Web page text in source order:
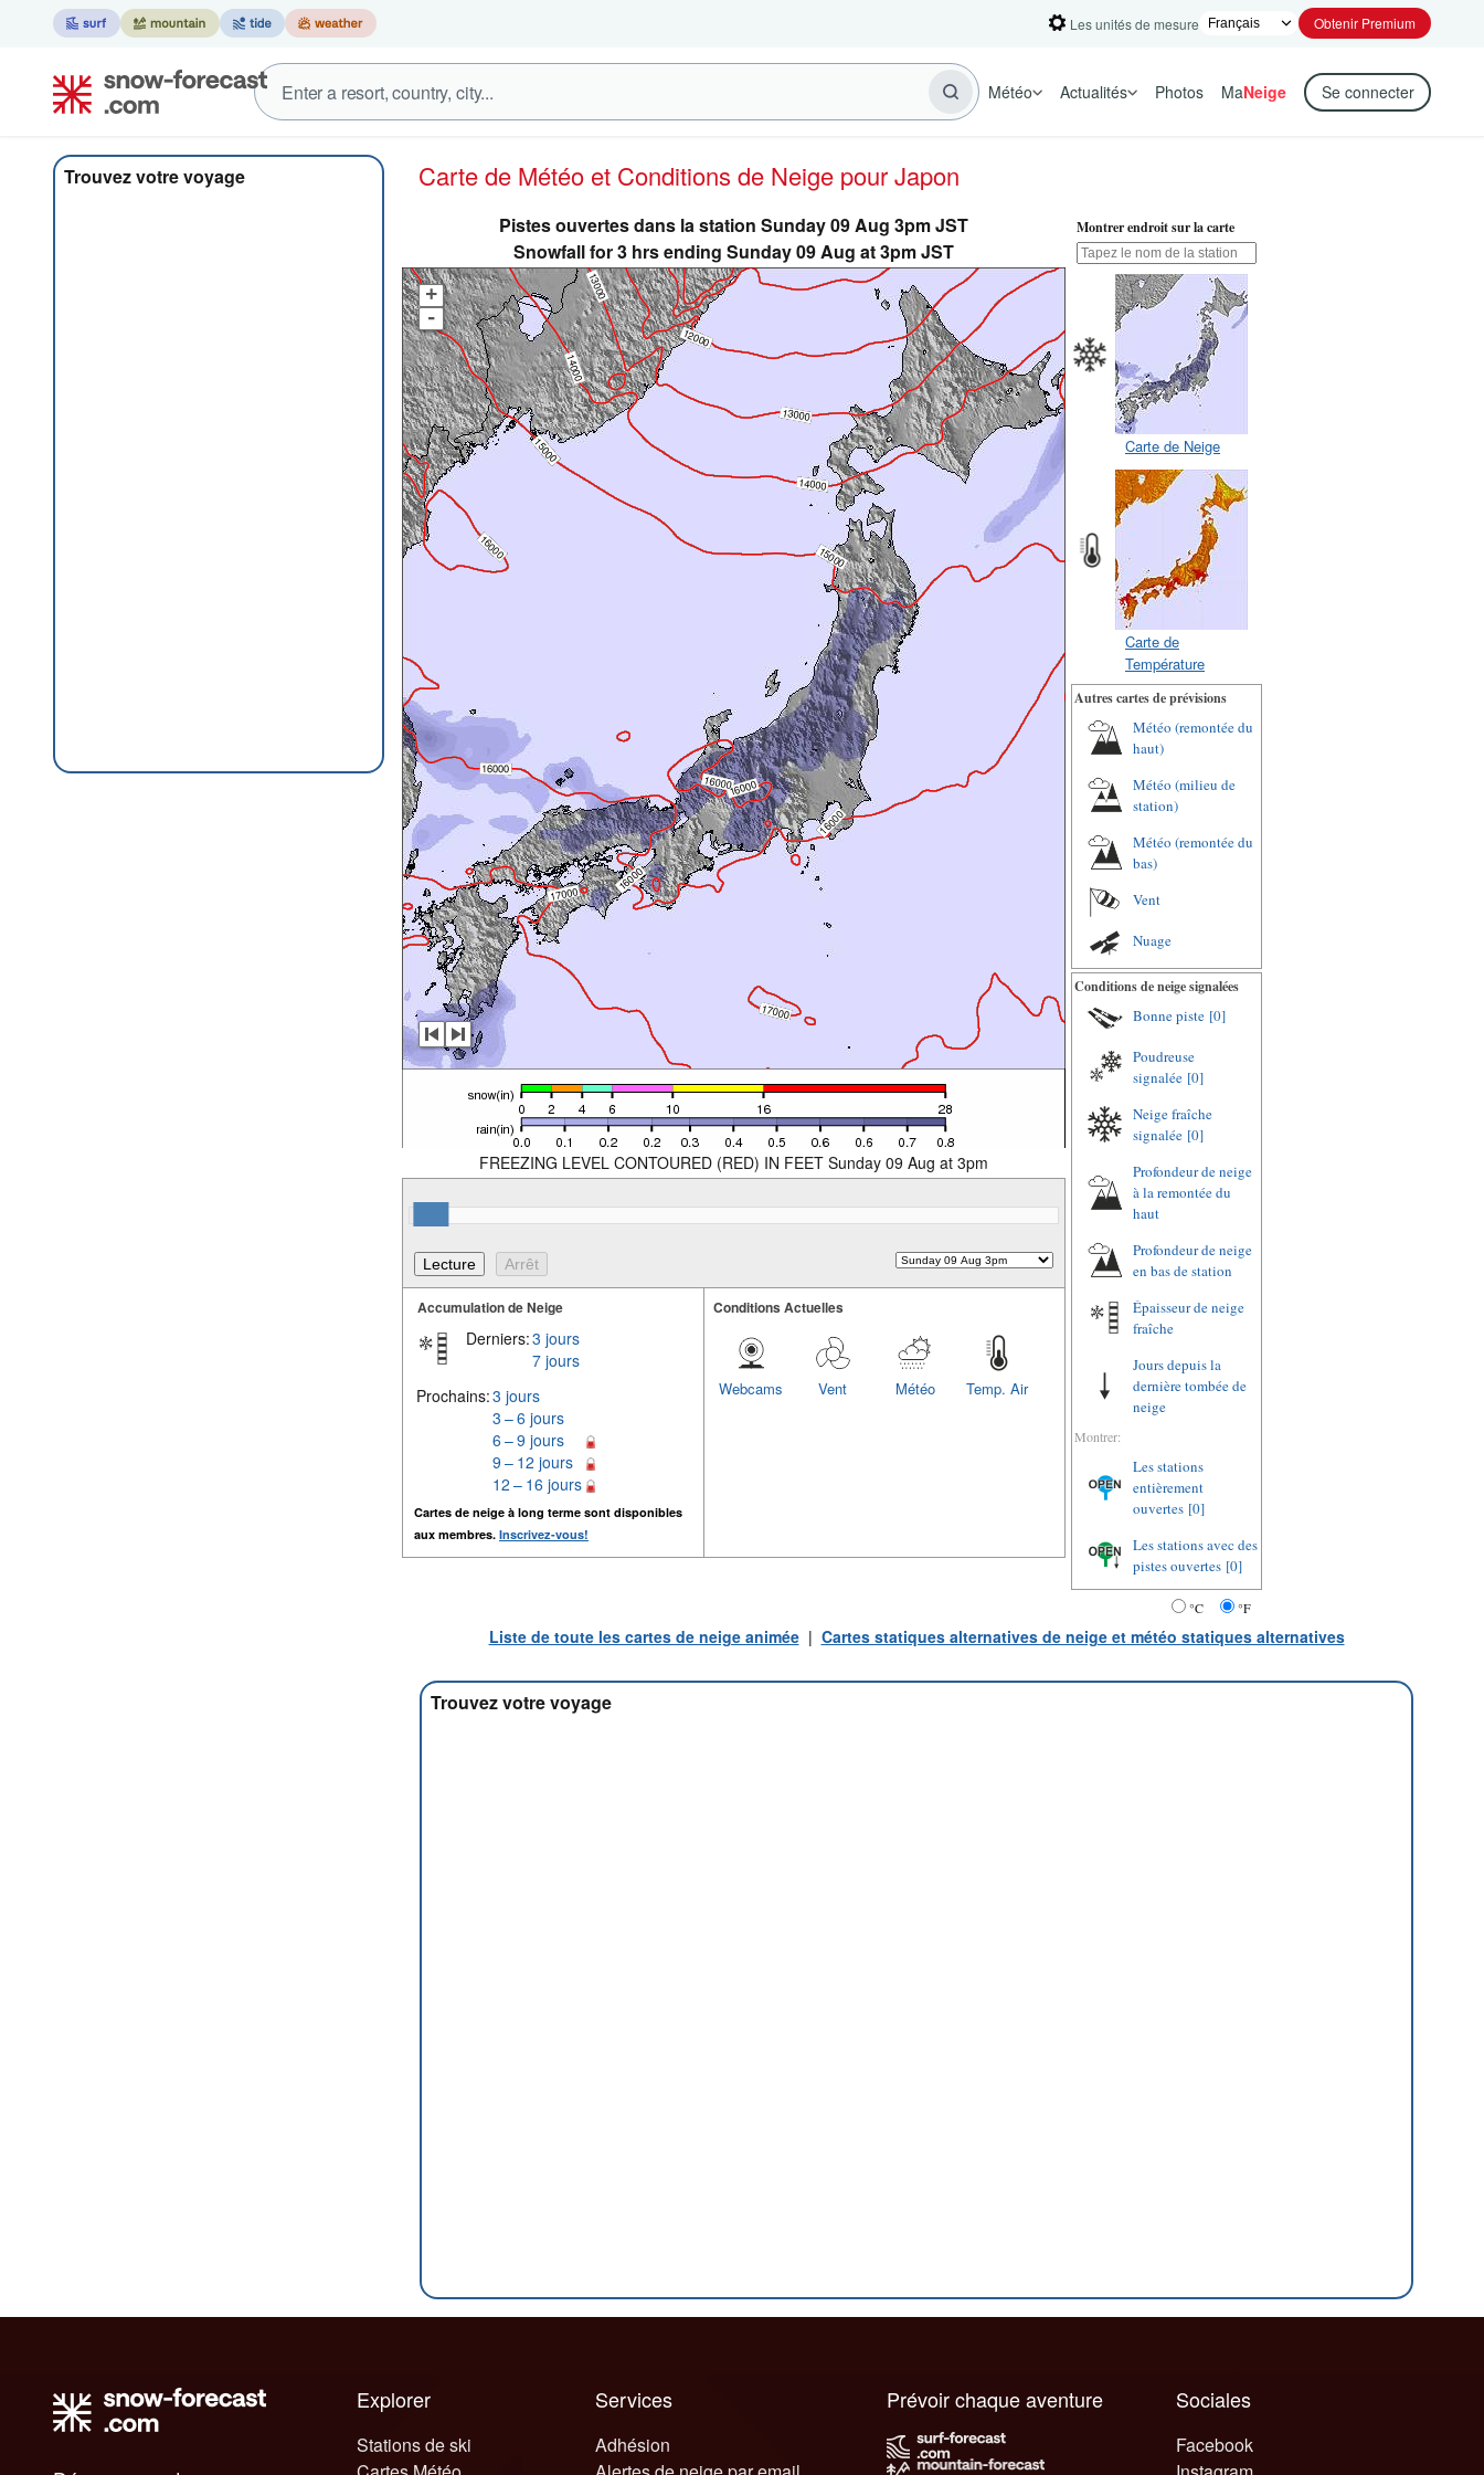
Les unités de mesure Obtenir Premium
Météo Actualités Photos MaNeige Se connecter
Trouvez votre voyage Carte de Météo et Conditions de Neige pour Japon
Pistes ouvertes dans la station Sunday 09 Aug 3pm JST
Snowfall for 3 hrs ending Sunday 09 Aug at 3pm JST
+
-
FREEZING LEVEL CONTOURED (RED) IN FEET Sunday 09 Aug at 3pm
Accumulation de Neige
Derniers:3 jours
7 jours
Prochains:3 jours
3 – 6 jours
6 – 9 jours
9 – 12 jours
12 – 16 jours
Cartes de neige à long terme sont disponibles
aux membres. Inscrivez-vous!
Conditions Actuelles
Temp. Air
Météo
Vent
Webcams
Montrer endroit sur la carte
Carte de Neige
Carte de
Température
Autres cartes de prévisions
Météo (remontée du
haut)
Météo (milieu de
station)
Météo (remontée du
bas)
Vent
Nuage
Conditions de neige signalées
Bonne piste [0]
Poudreuse
signalée [0]
Neige fraîche
signalée [0]
Profondeur de neige
à la remontée du
haut
Profondeur de neige
en bas de station
Épaisseur de neige
fraîche
Jours depuis la
dernière tombée de
neige
Montrer:
Les stations
entièrement
ouvertes [0]
Les stations avec des
pistes ouvertes [0]
°C °F
Liste de toute les cartes de neige animée| Cartes statiques alternatives de neige et météo statiques alternatives
Trouvez votre voyage
Explorer
Stations de ski
Services
Adhésion
Sociales
Facebook
Prévoir chaque aventure